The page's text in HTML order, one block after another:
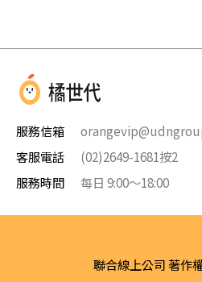
服務信箱
客服電話
(02)2649-1681按2
服務時間
每日 9:00～18:00
聯合線上公司 著作